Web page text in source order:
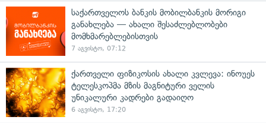
საქართველოს ბანკის მობილბანკის მორიგი
განახლება — ახალი შესაძლებლობები
მომხმარებლებისთვის
7 აგვისტო, 07:12
ქართველი ფიზიკოსის ახალი კვლევა: ინოუეს
ტელესკოპმა მზის მაგნიტური ველის
უნიკალური კადრები გადაიღო
6 აგვისტო, 17:20